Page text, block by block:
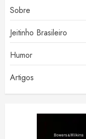
Sobre
Jeitinho Brasileiro
Humor
Artigos